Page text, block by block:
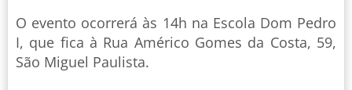
O evento ocorrerá às 14h na Escola Dom Pedro
I, que fica à Rua Américo Gomes da Costa, 59,
São Miguel Paulista.